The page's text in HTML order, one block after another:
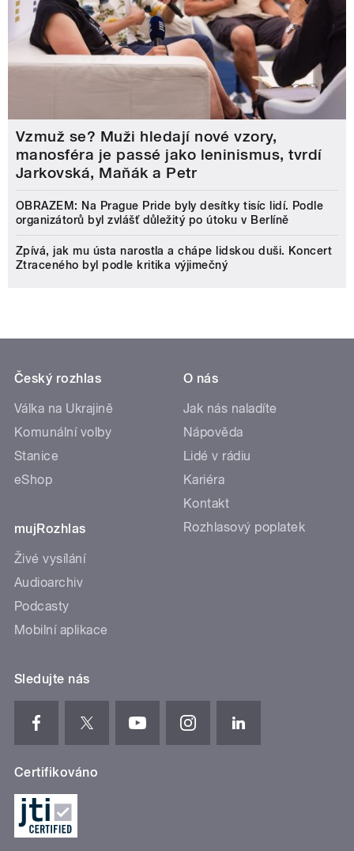
Vzmuž se? Muži hledají nové vzory,
manosféra je passé jako leninismus, tvrdí
Jarkovská, Maňák a Petr
OBRAZEM: Na Prague Pride byly desítky tisíc lidí. Podle
organizátorů byl zvlášť důležitý po útoku v Berlíně
Zpívá, jak mu ústa narostla a chápe lidskou duši. Koncert
Ztraceného byl podle kritika výjimečný
Český rozhlas
Válka na Ukrajině
Komunální volby
Stanice
eShop
mujRozhlas
Živé vysílání
Audioarchiv
Podcasty
Mobilní aplikace
O nás
Jak nás naladíte
Nápověda
Lidé v rádiu
Kariéra
Kontakt
Rozhlasový poplatek
Sledujte nás
Certifikováno